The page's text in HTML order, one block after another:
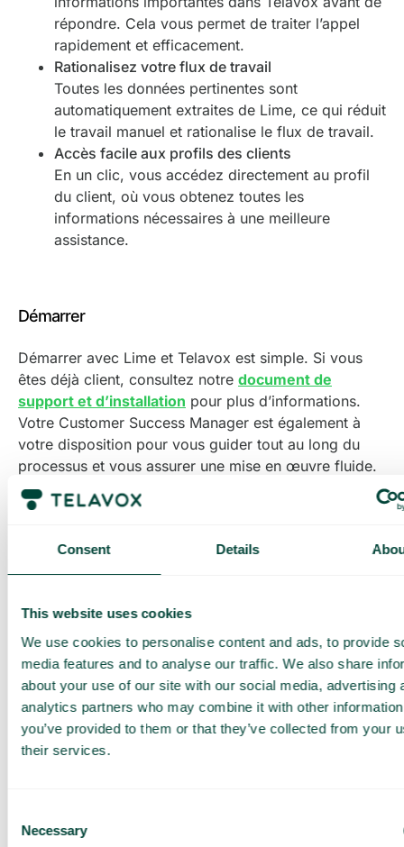
Consent Details
This website uses cookies
We use cookies to personalise content and ads, to provide
media features and to analyse our traffic. We also share
about your use of our site with our social media, advertising
analytics partners who may combine it with other
you’ve provided to them or that they’ve collected from your
their services.
Selection
Necessary
répondre. Cela vous permet de traiter l’appel
rapidement et efficacement.
Rationalisez votre flux de travail
Toutes les données pertinentes sont
automatiquement extraites de Lime, ce qui réduit
le travail manuel et rationalise le flux de travail.
Accès facile aux profils des clients
En un clic, vous accédez directement au profil
du client, où vous obtenez toutes les
informations nécessaires à une meilleure
assistance.
Démarrer
Démarrer avec Lime et Telavox est simple. Si vous
êtes déjà client, consultez notre document de
support et d’installation pour plus d’informations.
Votre Customer Success Manager est également à
votre disposition pour vous guider tout au long du
processus et vous assurer une mise en œuvre fluide.
contactez-nous pour une démo personnalisée.
Démo Contactez-nous
démo et une